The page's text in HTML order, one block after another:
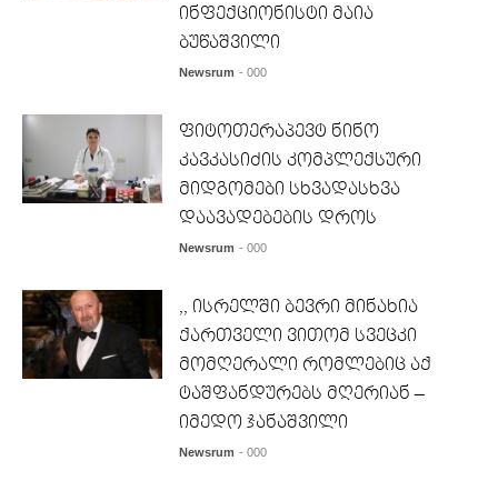
ინფექციონისტი მაია
ბუწაშვილი
Newsrum - 000
ფიტოთერაპევტ ნინო
კავკასიძის კომპლექსური
მიდგომები სხვადასხვა
დაავადებების დროს
Newsrum - 000
,, ისრელში ბევრი მინახია
ქართველი ვითომ სვეცკი
მომღერალი რომლებიც აქ
ტაშფანდურებს მღერიან –
იმედო ჯანაშვილი
Newsrum - 000